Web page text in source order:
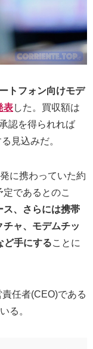
トフォン向けモデ
表した。買収額は
認を得られれば
見込みだ。
に携わっていた約
であるとのこ
ス、さらには携帯
ャ、モデムチッ
ど手にすることに
任者(CEO)である
る。